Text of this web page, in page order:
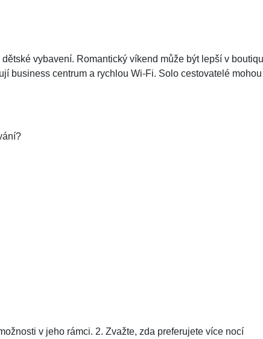
vybavení. Romantický víkend může být lepší v
business centrum a rychlou Wi-Fi. Solo cestovatelé mohou
v jeho rámci. 2. Zvažte, zda preferujete více nocí